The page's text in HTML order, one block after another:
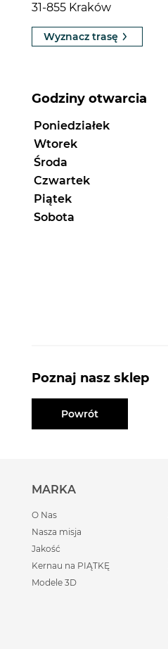
31-855 Kraków
Wyznacz trasę
Godziny otwarcia
Poniedziałek
Wtorek
Środa
Czwartek
Piątek
Sobota
Poznaj nasz sklep
Powrót
MARKA
O Nas
Nasza misja
Jakość
Kernau na PIĄTKĘ
Modele 3D